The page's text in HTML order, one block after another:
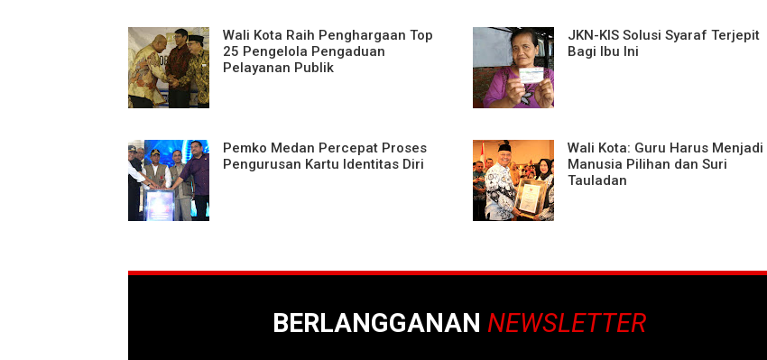
Wali Kota Raih Penghargaan Top
25 Pengelola Pengaduan
Pelayanan Publik
JKN-KIS Solusi Syaraf Terjepit
Bagi Ibu Ini
Pemko Medan Percepat Proses
Pengurusan Kartu Identitas Diri
Wali Kota: Guru Harus Menjadi
Manusia Pilihan dan Suri
Tauladan
BERLANGGANAN NEWSLETTER